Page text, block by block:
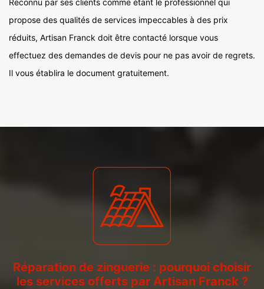
Reconnu par ses clients comme étant le professionnel qui
propose des qualités de services impeccables à des prix
réduits, Artisan Franck doit être contacté lorsque vous
effectuez des demandes de devis pour ne pas avoir de regrets.
Il vous établira le document gratuitement.
Réparation de zinguerie : pourquoi choisir
les services offerts par Artisan Franck ?